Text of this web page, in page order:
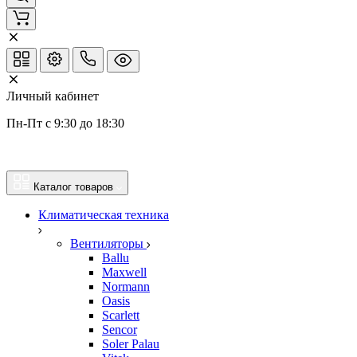
Личный кабинет
Пн-Пт с 9:30 до 18:30
Каталог товаров
Климатическая техника
Вентиляторы
Ballu
Maxwell
Normann
Oasis
Scarlett
Sencor
Soler Palau